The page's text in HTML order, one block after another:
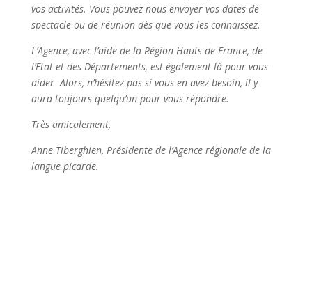
vos activités. Vous pouvez nous envoyer vos dates de
spectacle ou de réunion dès que vous les connaissez.
L’Agence, avec l’aide de la Région Hauts-de-France, de
l’Etat et des Départements, est également là pour vous
aider Alors, n’hésitez pas si vous en avez besoin, il y
aura toujours quelqu’un pour vous répondre.
Très amicalement,
Anne Tiberghien, Présidente de l’Agence régionale de la
langue picarde.